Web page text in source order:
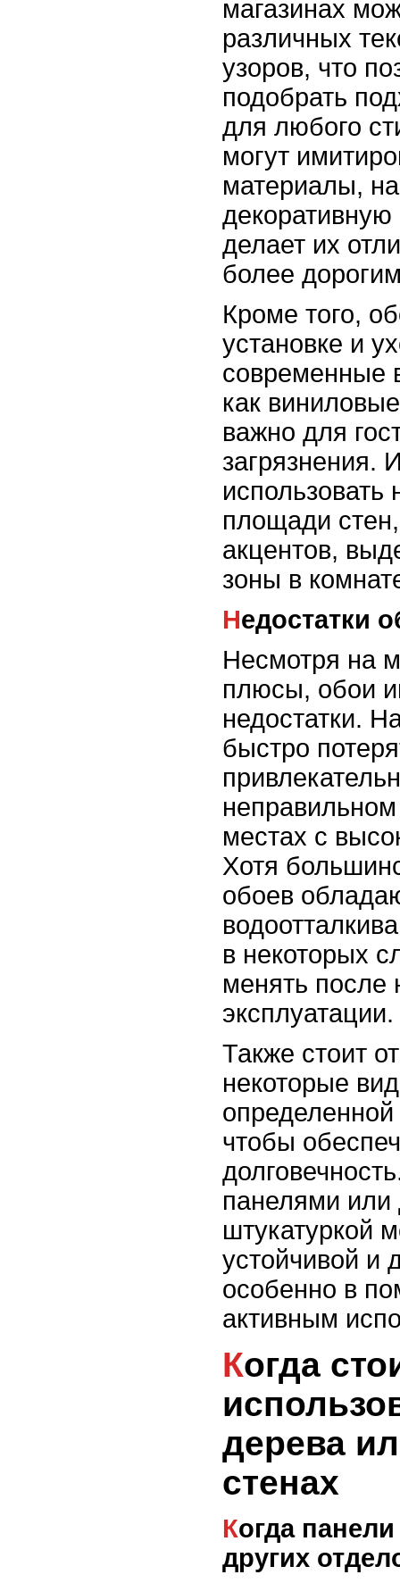
магазинах
различных
узоров, что
подобрать
для любого
могут
материалы,
декоративную
делает их
более
Кроме того,
установке и
современные
как
важно для
загрязнения.
использовать
площади
акцентов,
зоны в
Недостатки
Несмотря на
плюсы, обои
недостатки.
быстро
местах с
Хотя
обоев
в некоторых
менять после
эксплуатации.
Также стоит
некоторые
определенной
чтобы
панелями или
штукатуркой
устойчивой и
особенно в
активным
Когда стоит
дерева
стенах
Когда панели подходят лучше
других